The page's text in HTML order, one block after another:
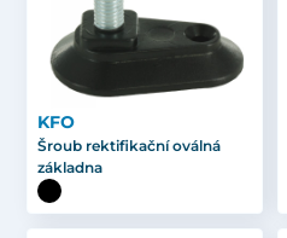
KFO
Šroub rektifikační oválná
základna